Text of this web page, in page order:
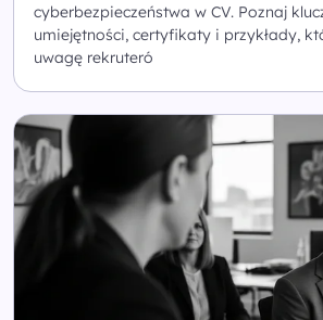
cyberbezpieczeństwa w CV. Poznaj
umiejętności, certyfikaty i przykłady,
uwagę rekruteró